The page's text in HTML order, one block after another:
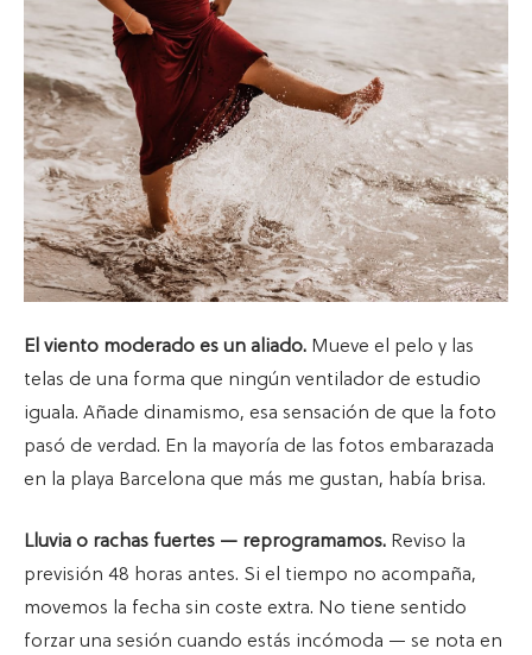
El viento moderado es un aliado. Mueve el pelo y las
telas de una forma que ningún ventilador de estudio
iguala. Añade dinamismo, esa sensación de que la foto
pasó de verdad. En la mayoría de las fotos embarazada
en la playa Barcelona que más me gustan, había brisa.
Lluvia o rachas fuertes — reprogramamos. Reviso la
previsión 48 horas antes. Si el tiempo no acompaña,
movemos la fecha sin coste extra. No tiene sentido
forzar una sesión cuando estás incómoda — se nota en